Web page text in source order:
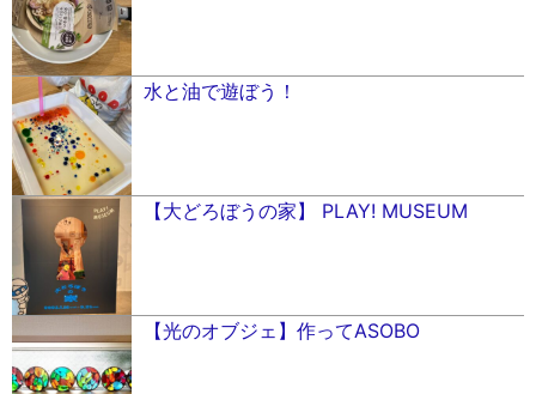
水と油で遊ぼう！
【大どろぼうの家】 PLAY! MUSEUM
【光のオブジェ】作ってASOBO